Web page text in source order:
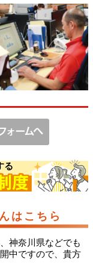
る
はこちら
神奈川県などでも
中ですので、貴方